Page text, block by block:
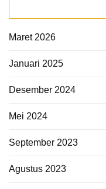
Maret 2026
Januari 2025
Desember 2024
Mei 2024
September 2023
Agustus 2023